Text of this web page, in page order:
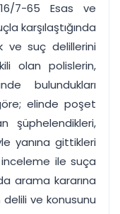
7-65 Esas ve
karşılaştığında
ve suç delillerini
olan polislerin,
bulundukları
elinde poşet
şüphelendikleri,
yanına gittikleri
inceleme ile suça
arama kararına
delili ve konusunu